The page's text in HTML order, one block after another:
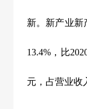
新。新产业新
13.4% ，比
元，占营业收